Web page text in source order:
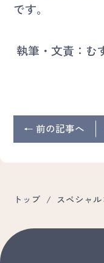
です。
執筆・文責：
← 前の記事へ
トップ / スペシャ